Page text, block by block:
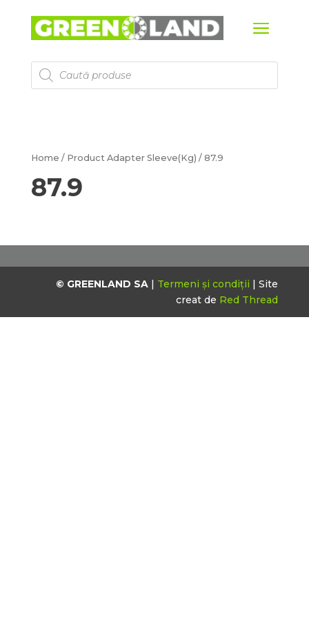
Products
search
Home / Product Adapter Sleeve(Kg) / 87.9
87.9
© GREENLAND SA | Termeni și condiții | Site
creat de Red Thread